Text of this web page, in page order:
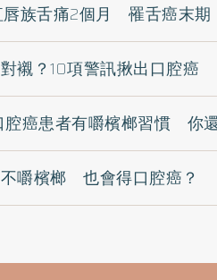
唇族舌痛2個月 罹舌癌末期
襯？10項警訊揪出口腔癌
癌患者有嚼檳榔習慣 你
嚼檳榔 也會得口腔癌？